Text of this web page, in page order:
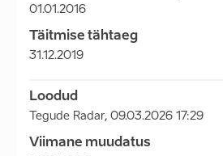
01.01.2016
Täitmise tähtaeg
31.12.2019
Loodud
Tegude Radar, 09.03.2026 17:29
Viimane muudatus